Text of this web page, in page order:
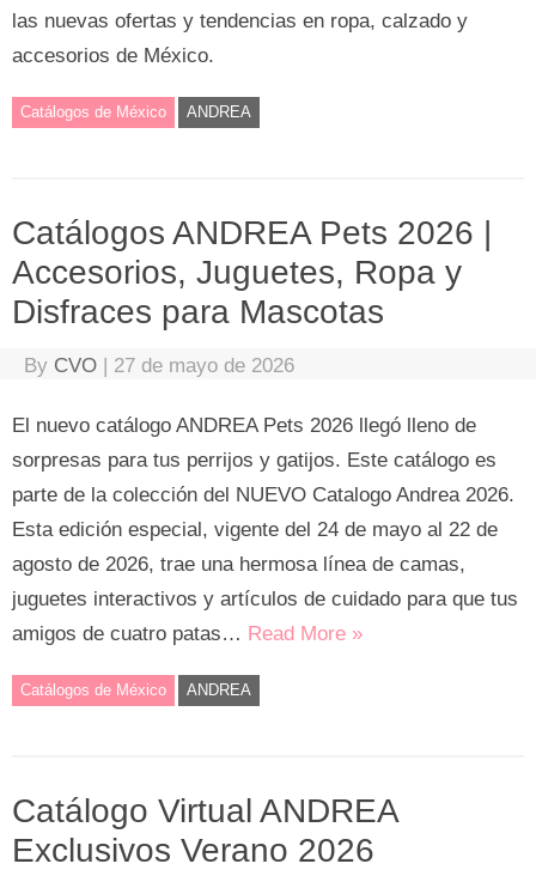
las nuevas ofertas y tendencias en ropa, calzado y
accesorios de México.
Catálogos de México ANDREA
Catálogos ANDREA Pets 2026 |
Accesorios, Juguetes, Ropa y
Disfraces para Mascotas
By CVO | 27 de mayo de 2026
El nuevo catálogo ANDREA Pets 2026 llegó lleno de
sorpresas para tus perrijos y gatijos. Este catálogo es
parte de la colección del NUEVO Catalogo Andrea 2026.
Esta edición especial, vigente del 24 de mayo al 22 de
agosto de 2026, trae una hermosa línea de camas,
juguetes interactivos y artículos de cuidado para que tus
amigos de cuatro patas… Read More »
Catálogos de México ANDREA
Catálogo Virtual ANDREA
Exclusivos Verano 2026